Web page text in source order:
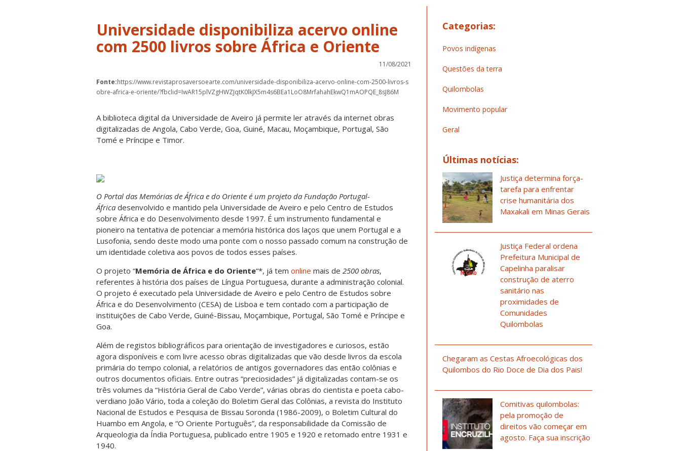
Universidade disponibiliza acervo online
com 2500 livros sobre África e Oriente
11/08/2021
Fonte:https://www.revistaprosaversoearte.com/universidade-disponibiliza-acervo-online-com-2500-livros-s
obre-africa-e-oriente/?fbclid=IwAR15plVZgHWZJqtK0lkJX5m4s6BEa1LoO8MrfahahEkwQ1mAOPQE_8sJ86M
A biblioteca digital da Universidade de Aveiro já permite ler através da internet obras
digitalizadas de Angola, Cabo Verde, Goa, Guiné, Macau, Moçambique, Portugal, São
Tomé e Príncipe e Timor.
O Portal das Memórias de África e do Oriente é um projeto da Fundação Portugal-
África desenvolvido e mantido pela Universidade de Aveiro e pelo Centro de Estudos
sobre África e do Desenvolvimento desde 1997. É um instrumento fundamental e
pioneiro na tentativa de potenciar a memória histórica dos laços que unem Portugal e a
Lusofonia, sendo deste modo uma ponte com o nosso passado comum na construção de
um identidade coletiva aos povos de todos esses países.
O projeto “Memória de África e do Oriente“*, já tem online mais de 2500 obras,
referentes à história dos países de Língua Portuguesa, durante a administração colonial.
O projeto é executado pela Universidade de Aveiro e pelo Centro de Estudos sobre
África e do Desenvolvimento (CESA) de Lisboa e tem contado com a participação de
instituições de Cabo Verde, Guiné-Bissau, Moçambique, Portugal, São Tomé e Príncipe e
Goa.
Além de registos bibliográficos para orientação de investigadores e curiosos, estão
agora disponíveis e com livre acesso obras digitalizadas que vão desde livros da escola
primária do tempo colonial, a relatórios de antigos governadores das então colônias e
outros documentos oficiais. Entre outras “preciosidades” já digitalizadas contam-se os
três volumes da “História Geral de Cabo Verde”, várias obras do cientista e poeta cabo-
verdiano João Vário, toda a coleção do Boletim Geral das Colônias, a revista do Instituto
Nacional de Estudos e Pesquisa de Bissau Soronda (1986-2009), o Boletim Cultural do
Huambo em Angola, e “O Oriente Português”, da responsabilidade da Comissão de
Arqueologia da Índia Portuguesa, publicado entre 1905 e 1920 e retomado entre 1931 e
1940.
Categorias:
Povos indígenas
Questões da terra
Quilombolas
Movimento popular
Geral
Últimas notícias:
Justiça determina força-
tarefa para enfrentar
crise humanitária dos
Maxakali em Minas Gerais
Justiça Federal ordena
Prefeitura Municipal de
Capelinha paralisar
construção de aterro
sanitário nas
proximidades de
Comunidades
Quilombolas
Chegaram as Cestas Afroecológicas dos
Quilombos do Rio Doce de Dia dos Pais!
Comitivas quilombolas:
pela promoção de
direitos vão começar em
agosto. Faça sua inscrição